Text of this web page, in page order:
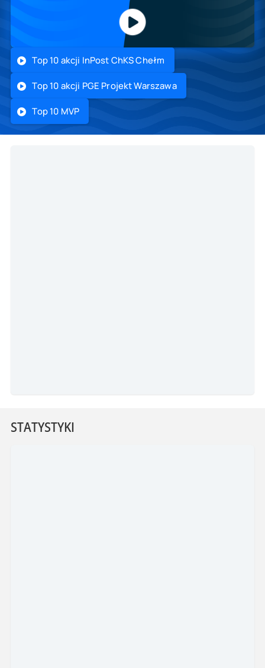
Top 10 akcji InPost ChKS Chełm
Top 10 akcji PGE Projekt Warszawa
Top 10 MVP
STATYSTYKI